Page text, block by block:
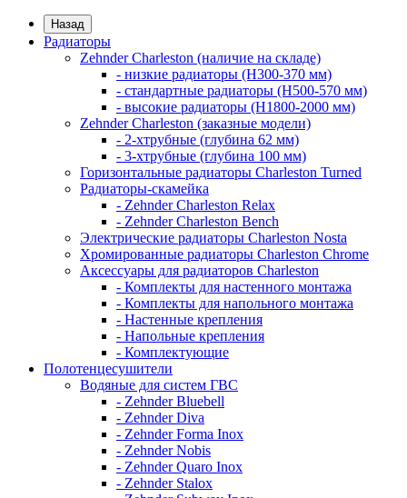
Назад
Радиаторы
Zehnder Charleston (наличие на складе)
- низкие радиаторы (H300-370 мм)
- стандартные радиаторы (H500-570 мм)
- высокие радиаторы (H1800-2000 мм)
Zehnder Charleston (заказные модели)
- 2-хтрубные (глубина 62 мм)
- 3-хтрубные (глубина 100 мм)
Горизонтальные радиаторы Charleston Turned
Радиаторы-скамейка
- Zehnder Charleston Relax
- Zehnder Charleston Bench
Электрические радиаторы Charleston Nosta
Хромированные радиаторы Charleston Chrome
Аксессуары для радиаторов Charleston
- Комплекты для настенного монтажа
- Комплекты для напольного монтажа
- Настенные крепления
- Напольные крепления
- Комплектующие
Полотенцесушители
Водяные для систем ГВС
- Zehnder Bluebell
- Zehnder Diva
- Zehnder Forma Inox
- Zehnder Nobis
- Zehnder Quaro Inox
- Zehnder Stalox